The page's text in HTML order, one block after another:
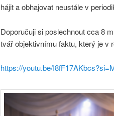
hájit a obhajovat neustále v
Doporučuji si poslechnout cca 8
tvář objektivnímu faktu, který je v
https://youtu.be/